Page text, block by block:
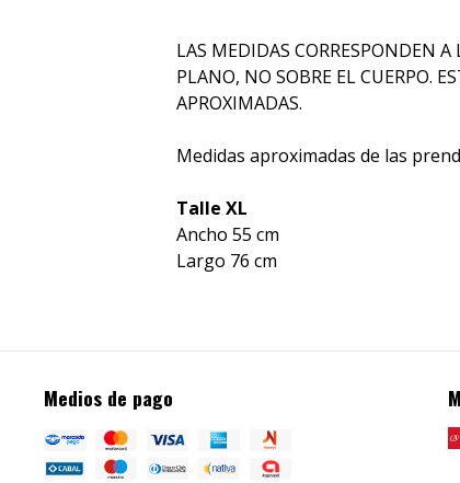
LAS MEDIDAS CORRESPONDEN
PLANO, NO SOBRE EL CUERPO.
APROXIMADAS.
Medidas aproximadas de las
Talle XL
Ancho 55 cm
Largo 76 cm
Medios de pago